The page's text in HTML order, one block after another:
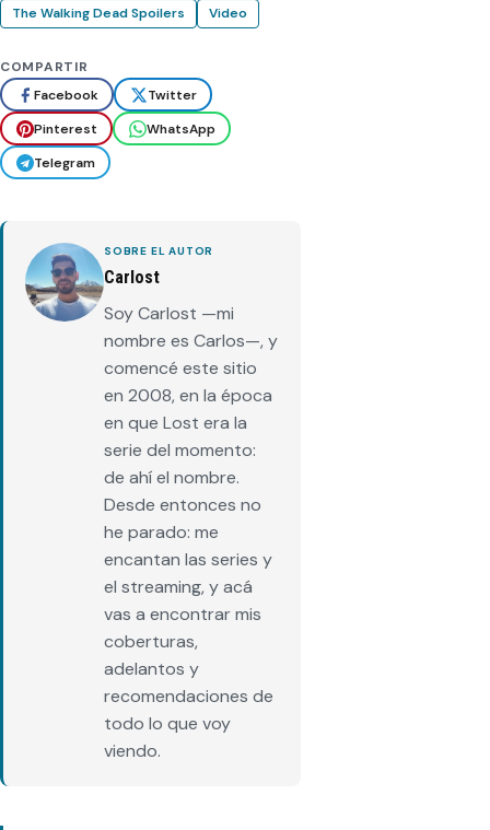
The Walking Dead Spoilers
Video
COMPARTIR
Facebook
Twitter
Pinterest
WhatsApp
Telegram
SOBRE EL AUTOR
Carlost
Soy Carlost —mi
nombre es Carlos—, y
comencé este sitio
en 2008, en la época
en que Lost era la
serie del momento:
de ahí el nombre.
Desde entonces no
he parado: me
encantan las series y
el streaming, y acá
vas a encontrar mis
coberturas,
adelantos y
recomendaciones de
todo lo que voy
viendo.